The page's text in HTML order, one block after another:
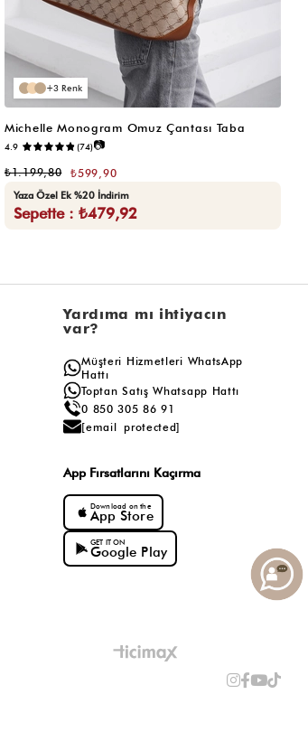
3
Michelle Monogram Omuz Çantası Taba
4.9 (74)📷
₺599,90
₺1.199,80
Yaza Özel Ek %20 İndirim
Sepette : ₺479,92
Yardıma mı ihtiyacın
var?
Müşteri Hizmetleri WhatsApp
Hattı
Toptan Satış Whatsapp Hattı
0 850 305 86 91
[email protected]
App Fırsatlarını Kaçırma
Download on the
App Store
GET IT ON
Google Play